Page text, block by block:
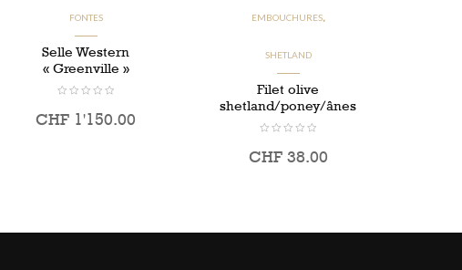
FONTES
Selle Western
« Greenville »
CHF 1'150.00
EMBOUCHURES,
SHETLAND
Filet olive
shetland/poney/ânes
CHF38.00